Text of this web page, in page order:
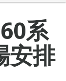
系
安排